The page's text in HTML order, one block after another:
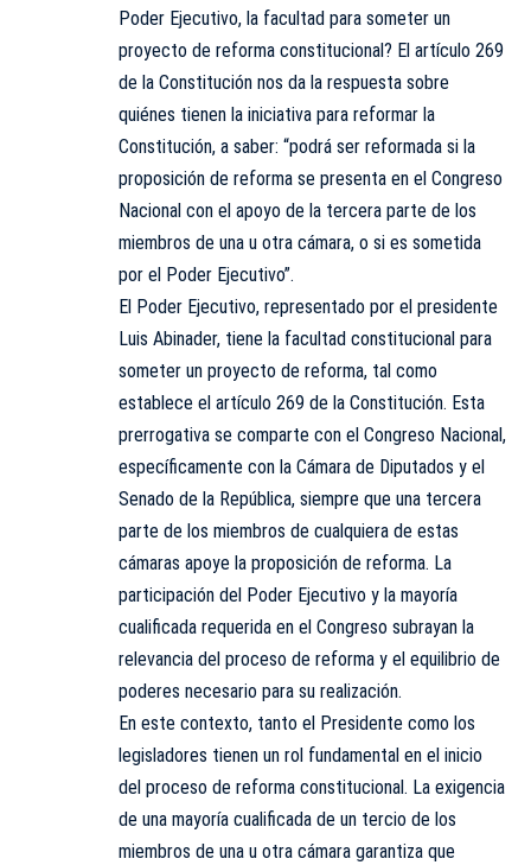
Poder Ejecutivo, la facultad para someter un
proyecto de reforma constitucional? El artículo 269
de la Constitución nos da la respuesta sobre
quiénes tienen la iniciativa para reformar la
Constitución, a saber: “podrá ser reformada si la
proposición de reforma se presenta en el Congreso
Nacional con el apoyo de la tercera parte de los
miembros de una u otra cámara, o si es sometida
por el Poder Ejecutivo”.
El Poder Ejecutivo, representado por el presidente
Luis Abinader, tiene la facultad constitucional para
someter un proyecto de reforma, tal como
establece el artículo 269 de la Constitución. Esta
prerrogativa se comparte con el Congreso Nacional,
específicamente con la Cámara de Diputados y el
Senado de la República, siempre que una tercera
parte de los miembros de cualquiera de estas
cámaras apoye la proposición de reforma. La
participación del Poder Ejecutivo y la mayoría
cualificada requerida en el Congreso subrayan la
relevancia del proceso de reforma y el equilibrio de
poderes necesario para su realización.
En este contexto, tanto el Presidente como los
legisladores tienen un rol fundamental en el inicio
del proceso de reforma constitucional. La exigencia
de una mayoría cualificada de un tercio de los
miembros de una u otra cámara garantiza que